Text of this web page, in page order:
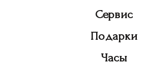
Сервис
Подарки
Часы